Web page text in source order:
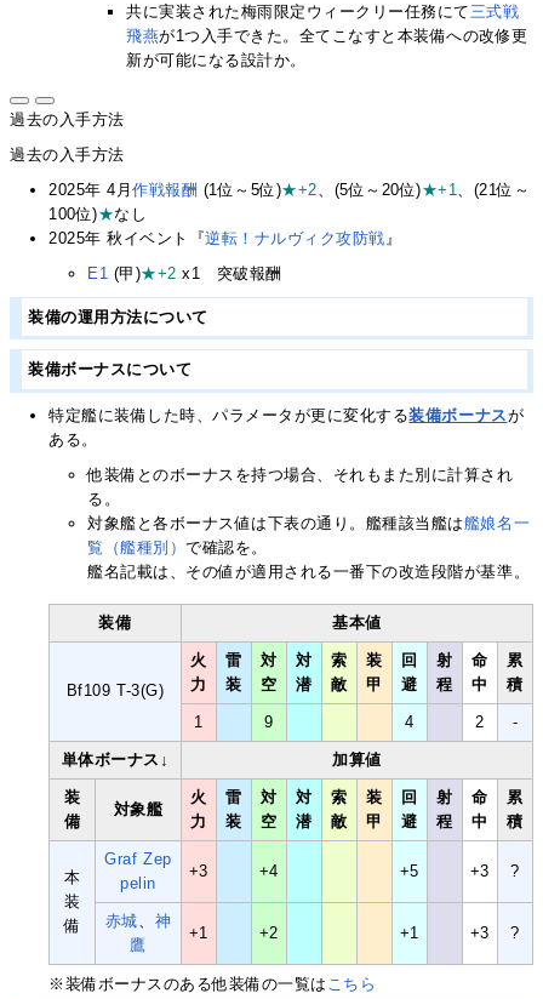
共に実装された梅雨限定ウィークリー任務にて 三式戦
飛燕が1つ入手できた。全てこなすと本装備への改修更
新が可能になる設計か。
過去の入手方法
過去の入手方法
2025年 4月作戦報酬 (1位～5位)★+2 、(5位～20位)★+1
、(21位～
100位)★なし
2025年 秋イベント『逆転！ナルヴィク攻防戦 』
E1 (甲)★+2 x1 突破報酬
装備の運用方法について
装備ボーナスについて
特定艦に装備した時、パラメータが更に変化する装備ボーナスが
ある。
他装備とのボーナスを持つ場合、それもまた別に計算され
る。
対象艦と各ボーナス値は下表の通り。艦種該当艦は艦娘名一
覧（艦種別）で確認を。
艦名記載は、その値が適用される一番下の改造段階が基準。
装備 基本値
Bf109 T-3(G)
火
力
雷
装
対
空
対
潜
索
敵
装
甲
回
避
射
程
命
中
累
積
1 9 4 2 -
単体ボーナス↓ 加算値
装
備
対象艦
火
力
雷
装
対
空
対
潜
索
敵
装
甲
回
避
射
程
命
中
累
積
本
装
備
Graf Zep
pelin
+3 +4 +5 +3 ?
赤城
神
鷹
+1 +2 +1 +3 ?
※装備ボーナスのある他装備の一覧は こちら